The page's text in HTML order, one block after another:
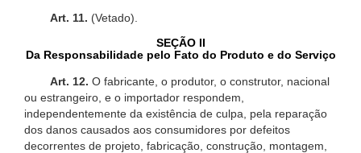
Art. 11. (Vetado).
SEÇÃO II
Da Responsabilidade pelo Fato do Produto e do Serviço
Art. 12. O fabricante, o produtor, o construtor, nacional
ou estrangeiro, e o importador respondem,
independentemente da existência de culpa, pela reparação
dos danos causados aos consumidores por defeitos
decorrentes de projeto, fabricação, construção, montagem,